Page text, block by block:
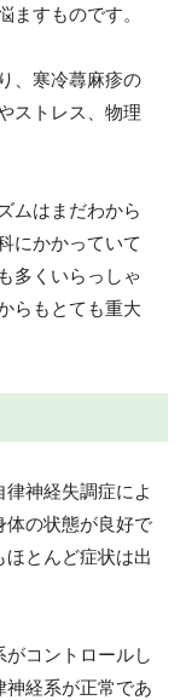
すものです。
、寒冷蕁麻疹の
ストレス、物理
ムはまだわから
にかかっていて
多くいらっしゃ
らもとても重大
神経失調症によ
体の状態が良好で
とんど症状は出
コントロールし
経系が正常であ